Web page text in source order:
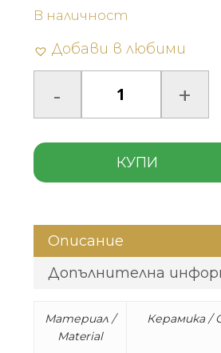
В наличност
Добави в любими
КУПИ
Описание
Допълнителна
Материал /
Material
Керамика /